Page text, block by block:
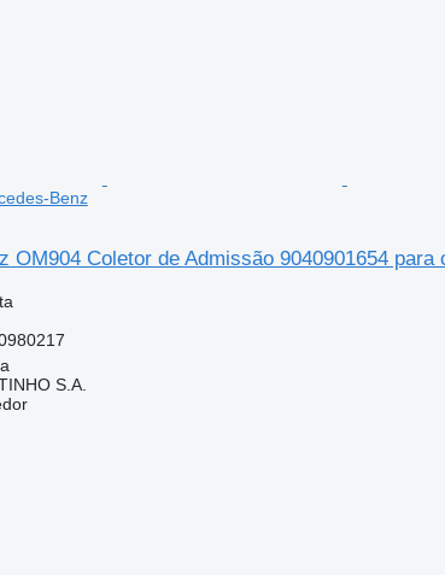
Benz
OM904 Coletor de Admissão 9040901654 para
S.A.